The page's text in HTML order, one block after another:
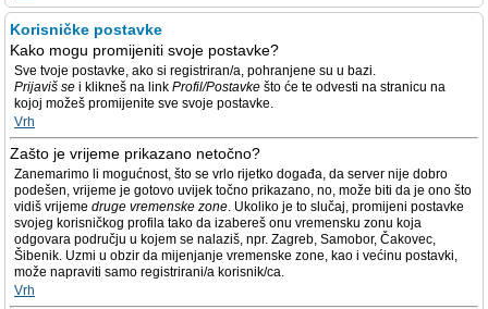
Korisničke postavke
Kako mogu promijeniti svoje postavke?
Sve tvoje postavke, ako si registriran/a, pohranjene su u bazi.
Prijaviš se i klikneš na link Profil/Postavke što će te odvesti na stranicu na
kojoj možeš promijenite sve svoje postavke.
Vrh
Zašto je vrijeme prikazano netočno?
Zanemarimo li mogućnost, što se vrlo rijetko događa, da server nije dobro
podešen, vrijeme je gotovo uvijek točno prikazano, no, može biti da je ono što
vidiš vrijeme druge vremenske zone. Ukoliko je to slučaj, promijeni postavke
svojeg korisničkog profila tako da izabereš onu vremensku zonu koja
odgovara području u kojem se nalaziš, npr. Zagreb, Samobor, Čakovec,
Šibenik. Uzmi u obzir da mijenjanje vremenske zone, kao i većinu postavki,
može napraviti samo registrirani/a korisnik/ca.
Vrh